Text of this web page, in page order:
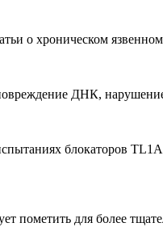
о хроническом
ДНК,
блокаторов
пометить для более